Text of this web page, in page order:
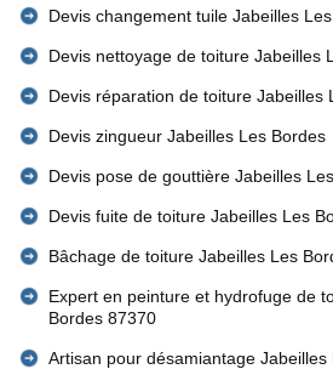
Devis changement tuile Jabeilles
Devis nettoyage de toiture Jabeilles
Devis réparation de toiture Jabeilles
Devis zingueur Jabeilles Les Bordes
Devis pose de gouttière Jabeilles
Devis fuite de toiture Jabeilles Les
Bâchage de toiture Jabeilles Les
Expert en peinture et hydrofuge de
Bordes 87370
Artisan pour désamiantage